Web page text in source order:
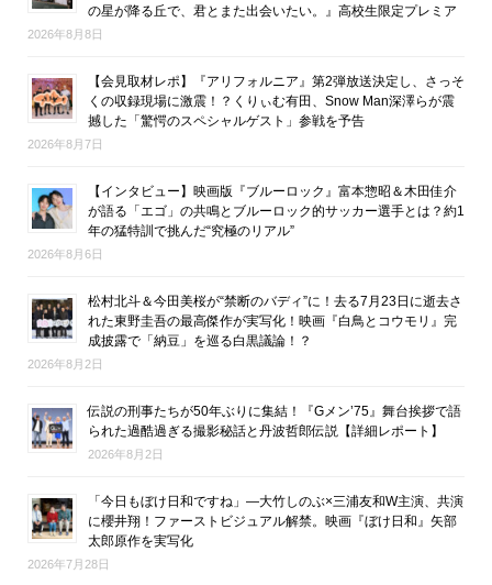
の星が降る丘で、君とまた出会いたい。』高校生限定プレミア
2026年8月8日
【会見取材レポ】『アリフォルニア』第2弾放送決定し、さっそ
くの収録現場に激震！？くりぃむ有田、Snow Man深澤らが震
撼した「驚愕のスペシャルゲスト」参戦を予告
2026年8月7日
【インタビュー】映画版『ブルーロック』富本惣昭＆木田佳介
が語る「エゴ」の共鳴とブルーロック的サッカー選手とは？約1
年の猛特訓で挑んだ“究極のリアル”
2026年8月6日
松村北斗＆今田美桜が“禁断のバディ”に！去る7月23日に逝去さ
れた東野圭吾の最高傑作が実写化！映画『白鳥とコウモリ』完
成披露で「納豆」を巡る白黒議論！？
2026年8月2日
伝説の刑事たちが50年ぶりに集結！『Gメン’75』舞台挨拶で語
られた過酷過ぎる撮影秘話と丹波哲郎伝説【詳細レポート】
2026年8月2日
「今日もぼけ日和ですね」―大竹しのぶ×三浦友和W主演、共演
に櫻井翔！ファーストビジュアル解禁。映画『ぼけ日和』矢部
太郎原作を実写化
2026年7月28日